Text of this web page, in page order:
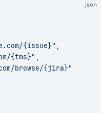
json
{issue}"
,
{tms}"
,
browse/{jira}"